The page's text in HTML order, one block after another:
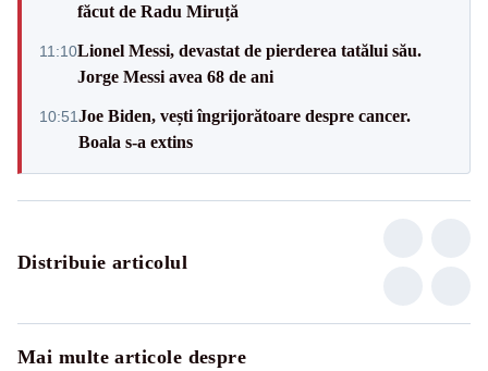
făcut de Radu Miruță
11:10Lionel Messi, devastat de pierderea tatălui său.
Jorge Messi avea 68 de ani
10:51Joe Biden, vești îngrijorătoare despre cancer.
Boala s-a extins
Distribuie articolul
Mai multe articole despre